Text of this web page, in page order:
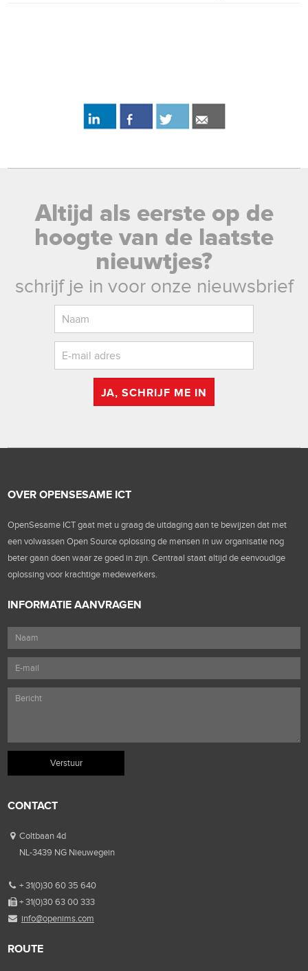
Altijd als eerste op de
hoogte van de laatste
nieuwtjes?
schrijf je in voor onze nieuwsbrief
JA, SCHRIJF ME IN
OVER OPENSESAME ICT
OpenSesame ICT gaat met u graag de uitdaging aan te bewijzen dat met
een volwassen Open Source oplossing de mensen in uw organisatie nog
beter gaan doen waar ze goed in zijn. Centraal staat altijd de eenvoudige
oplossing voor krachtige medewerkers.
INFORMATIE AANVRAGEN
CONTACT
Coltbaan 4d
NL-3439 NG Nieuwegein
+ 31(0)30 60 35 640
+ 31(0)30 63 00 333
info@openims.com
ROUTE